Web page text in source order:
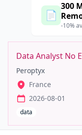
📄
300
-10%
Data Analyst No
Peroptyx
France
2026-08-01
data